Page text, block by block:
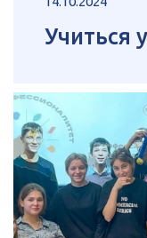
Учиться